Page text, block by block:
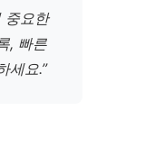
중요한
, 빠른
세요.”